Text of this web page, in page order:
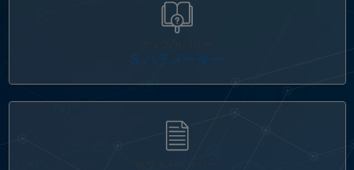
S パラメーター